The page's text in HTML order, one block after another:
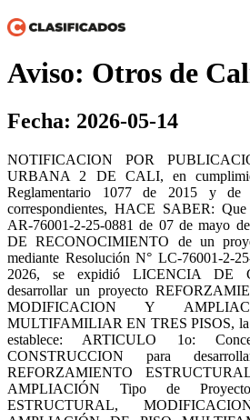
Aviso: Otros de
Fecha: 2026-05-14
NOTIFICACION POR
URBANA 2 DE CALI, en
Reglamentario 1077 de 2015 y de
correspondientes, HACE SABER:
AR-76001-2-25-0881 de 07 de mayo
DE RECONOCIMIENTO de un
mediante Resolución N° LC-76001-2-
2026, se expidió LICENCIA DE
desarrollar un proyecto
MODIFICACION Y
MULTIFAMILIAR EN TRES PISOS, la
establece: ARTICULO 1o:
CONSTRUCCION para
REFORZAMIENTO
AMPLIACIÓN Tipo de
ESTRUCTURAL,